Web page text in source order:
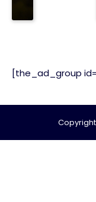
[the_ad_group